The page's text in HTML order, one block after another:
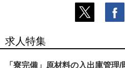
求人特集
「寮完備」原材料の入出庫管理